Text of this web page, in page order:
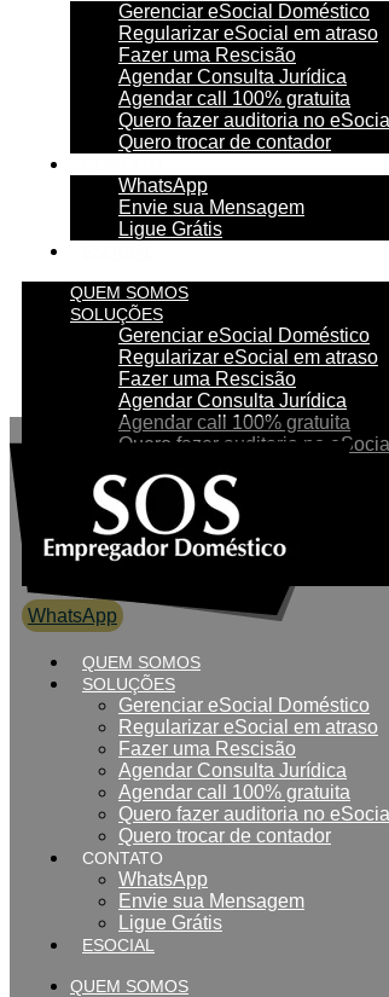
Gerenciar eSocial Doméstico
Regularizar eSocial em atraso
Fazer uma Rescisão
Agendar Consulta Jurídica
Agendar call 100% gratuita
Quero fazer auditoria no eSocial
Quero trocar de contador
WhatsApp
Envie sua Mensagem
Ligue Grátis
QUEM SOMOS
SOLUÇÕES
Gerenciar eSocial Doméstico
Regularizar eSocial em atraso
Fazer uma Rescisão
Agendar Consulta Jurídica
Agendar call 100% gratuita
Quero fazer auditoria no eSocial
CONTATO
WhatsApp
Envie sua Mensagem
Ligue Grátis
WhatsApp
QUEM SOMOS
SOLUÇÕES
Gerenciar eSocial Doméstico
Regularizar eSocial em atraso
Fazer uma Rescisão
Agendar Consulta Jurídica
Agendar call 100% gratuita
Quero fazer auditoria no eSocial
Quero trocar de contador
CONTATO
WhatsApp
Envie sua Mensagem
Ligue Grátis
ESOCIAL
QUEM SOMOS